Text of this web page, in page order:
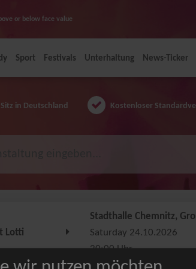
or below face value
Sport Festivals Unterhaltung News-Ticker
in Deutschland Kostenloser
Lotti
Stadthalle Chemnitz,
Saturday 24.10.2026
20:00 Uhr